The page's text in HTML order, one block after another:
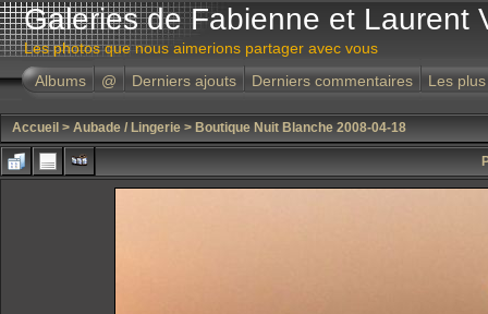
Galeries de Fabienne et Laurent
Les photos que nous aimerions partager avec vous
Albums
@ Derniers ajouts Derniers commentaires Les
Accueil > Aubade / Lingerie > Boutique Nuit Blanche 2008-04-18